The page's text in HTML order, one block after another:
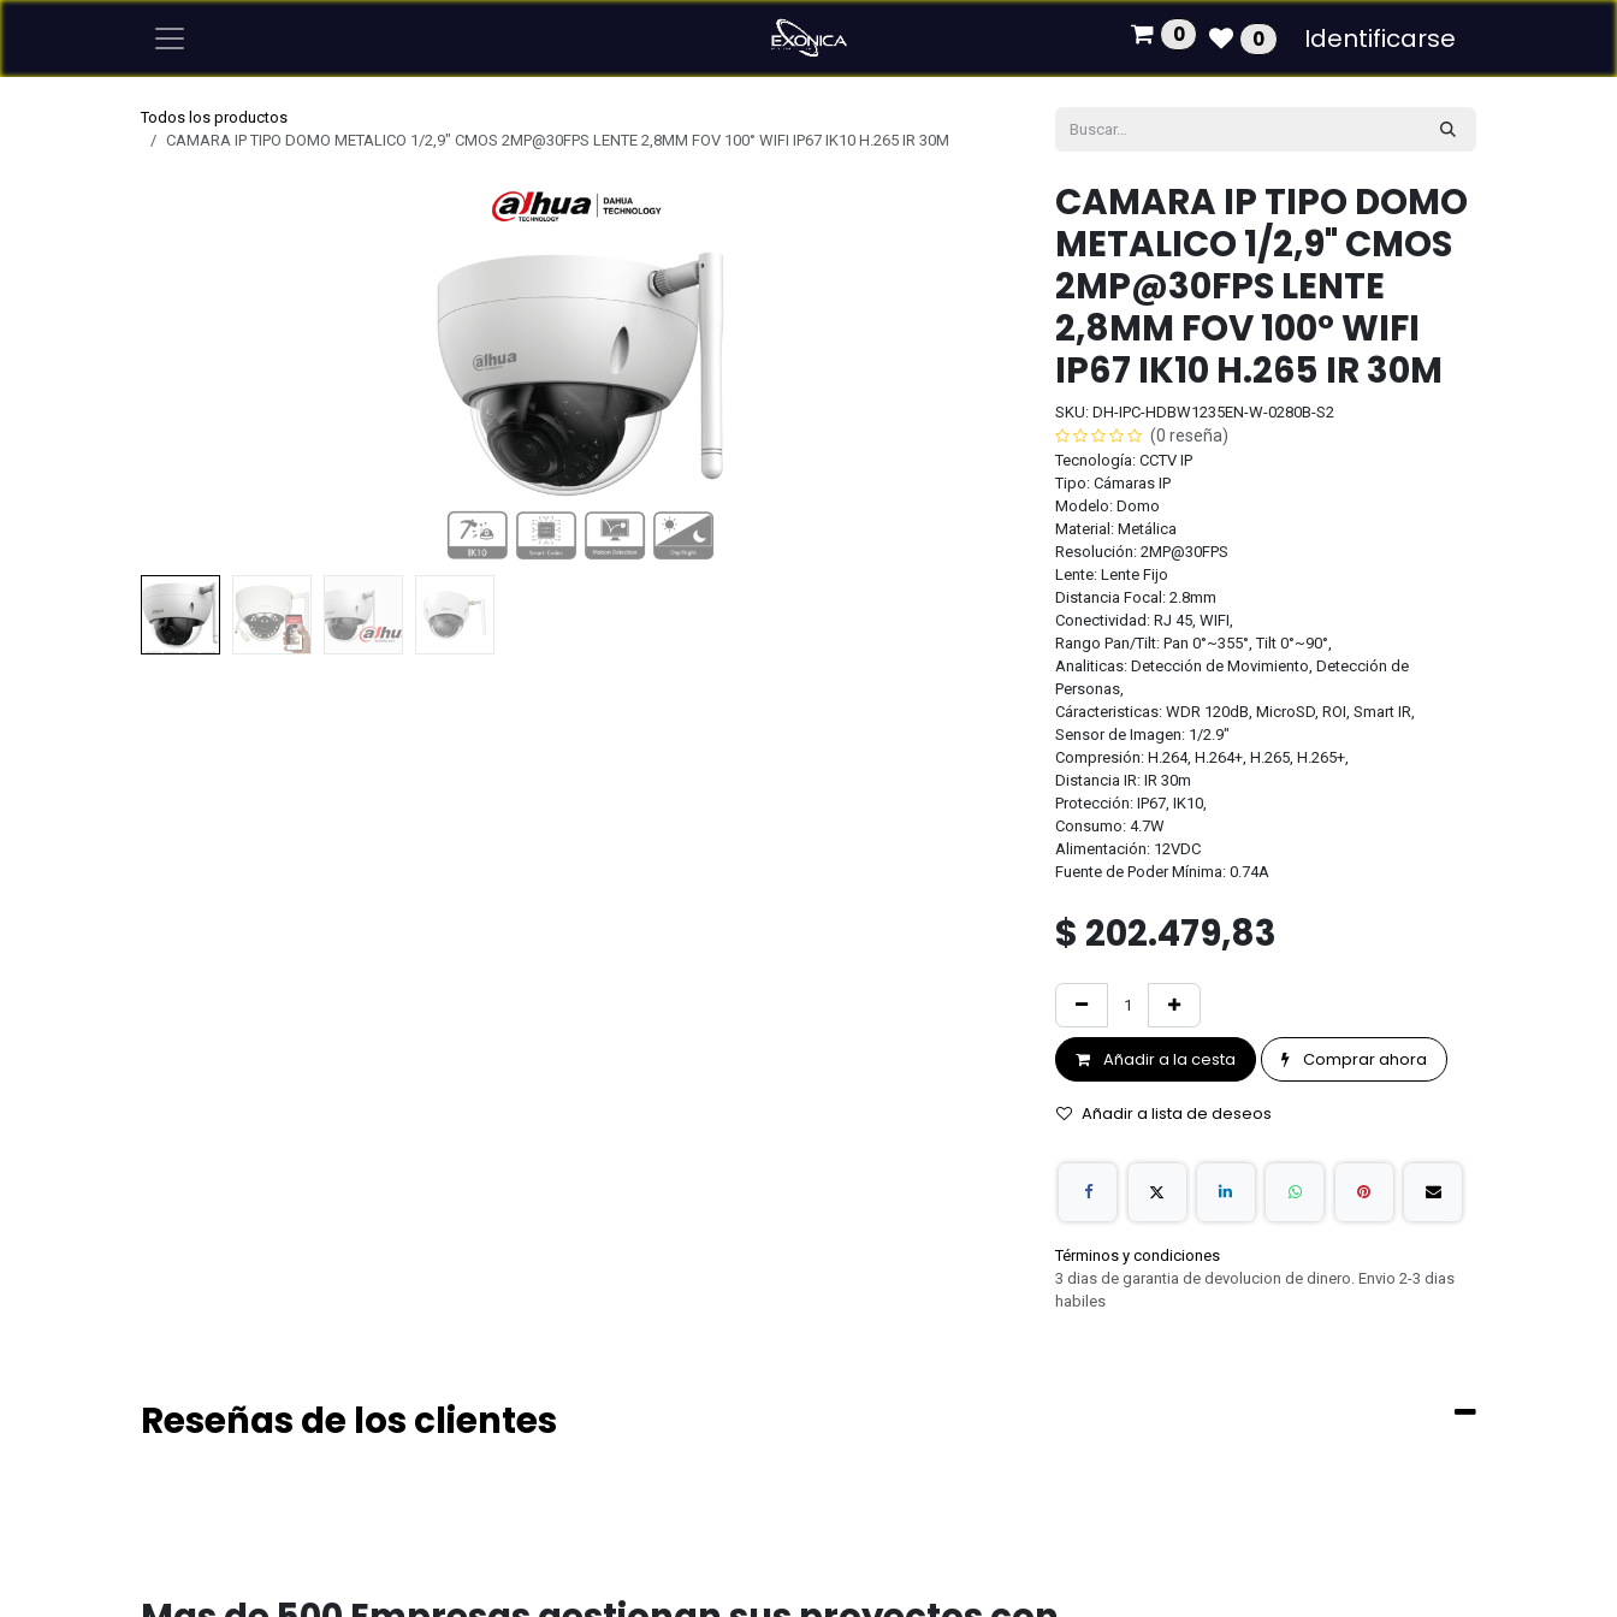
Ir al contenido
0 0 Identificarse
Todos los productos
CAMARA IP TIPO DOMO METALICO 1/2,9" CMOS 2MP@30FPS LENTE 2,8MM FOV 100° WIFI IP67 IK10 H.265 IR 30M
CAMARA IP TIPO DOMO
METALICO 1/2,9" CMOS
2MP@30FPS LENTE
2,8MM FOV 100° WIFI
IP67 IK10 H.265 IR 30M
SKU: DH-IPC-HDBW1235EN-W-0280B-S2
(0 reseña)
Tecnología: CCTV IP
Tipo: Cámaras IP
Modelo: Domo
Material: Metálica
Resolución: 2MP@30FPS
Lente: Lente Fijo
Distancia Focal: 2.8mm
Conectividad: RJ 45, WIFI,
Rango Pan/Tilt: Pan 0°~355°, Tilt 0°~90°,
Analiticas: Detección de Movimiento, Detección de
Personas,
Cáracteristicas: WDR 120dB, MicroSD, ROI, Smart IR,
Sensor de Imagen: 1/2.9"
Compresión: H.264, H.264+, H.265, H.265+,
Distancia IR: IR 30m
Protección: IP67, IK10,
Consumo: 4.7W
Alimentación: 12VDC
Fuente de Poder Mínima: 0.74A
$ 202.479,83
Añadir a la cesta Comprar ahora
Añadir a lista de deseos
Términos y condiciones
3 dias de garantia de devolucion de dinero. Envio 2-3 dias
habiles
Reseñas de los clientes